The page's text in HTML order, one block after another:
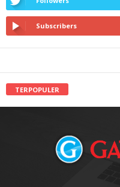
Subscribers
TERPOPULER